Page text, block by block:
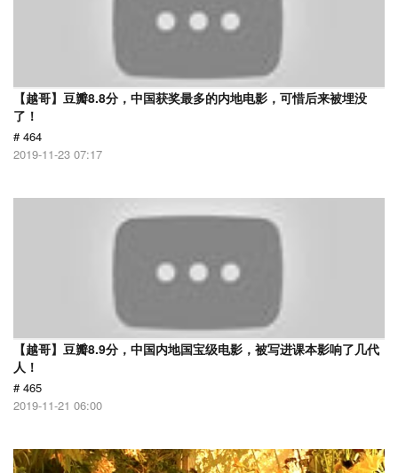
【越哥】豆瓣8.8分，中国获奖最多的内地电影，可惜后来被埋没
了！
# 464
2019-11-23 07:17
【越哥】豆瓣8.9分，中国内地国宝级电影，被写进课本影响了几代
人！
# 465
2019-11-21 06:00